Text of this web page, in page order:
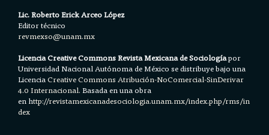
Lic. Roberto Erick Arceo López
Editor técnico
revmexso@unam.mx
Licencia Creative Commons Revista Mexicana de Sociologíapor
Universidad Nacional Autónoma de México se distribuye bajo una
LicenciaCreative Commons Atribución-NoComercial-SinDerivar
4.0 Internacional.Basada en una obra
en http://revistamexicanadesociologia.unam.mx/index.php/rms/in
dex